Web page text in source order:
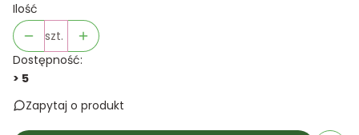
Ilość
szt.
Dostępność:
> 5
Zapytaj o produkt